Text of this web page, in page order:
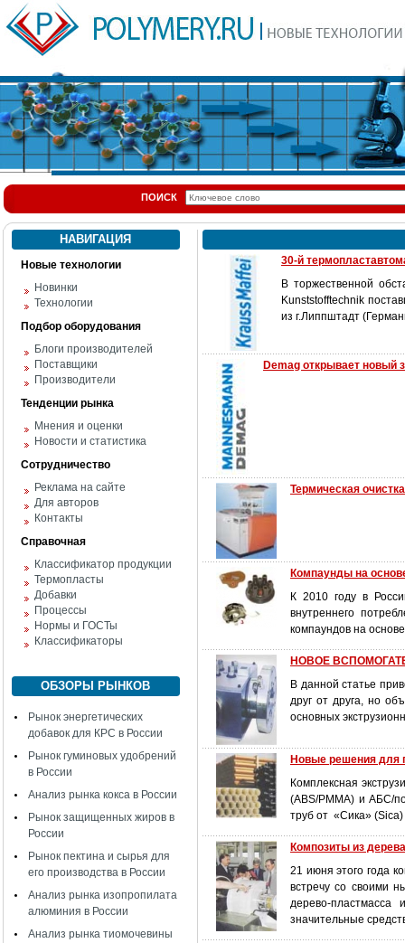
ПОИСК
НАВИГАЦИЯ
Новые технологии
Новинки
Технологии
Подбор оборудования
Блоги производителей
Поставщики
Производители
Тенденции рынка
Мнения и оценки
Новости и статистика
Сотрудничество
Реклама на сайте
Для авторов
Контакты
Справочная
Классификатор продукции
Термопласты
Добавки
Процессы
Нормы и ГОСТы
Классификаторы
ОБЗОРЫ РЫНКОВ
Рынок энергетических
добавок для КРС в России
Рынок гуминовых удобрений
в России
Анализ рынка кокса в России
Рынок защищенных жиров в
России
Рынок пектина и сырья для
его производства в России
Анализ рынка изопропилата
алюминия в России
Анализ рынка тиомочевины
30-й
В торжественной
Kunststofftechnik
из г.Липпштадт
Demag открывает новый
Термическая
Компаунды на
К 2010 году в
внутреннего
компаундов на
НОВОЕ
В данной статье
друг от друга, но
основных
Новые решения для
Комплексная
(ABS/PMMA) и АБС/
труб от «Сика»
Композиты из
21 июня этого года
встречу со своими
дерево-
значительные